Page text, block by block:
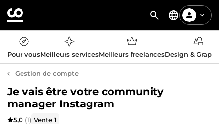
Pour vousMeilleurs servicesMeilleurs freelancesDesign &
Gestion de compte
Je vais être votre community
manager Instagram
5,0 (1) Vente1